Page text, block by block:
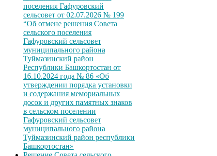
поселения Гафуровский
сельсовет от 02.07.2026 № 199
“Об отмене решения Совета
сельского поселения
Гафуровский сельсовет
муниципального района
Туймазинский район
Республики Башкортостан от
16.10.2024 года № 86 «Об
утверждении порядка установки
и содержания мемориальных
досок и других памятных знаков
в сельском поселении
Гафуровский сельсовет
муниципального района
Туймазинский район республики
Башкортостан»